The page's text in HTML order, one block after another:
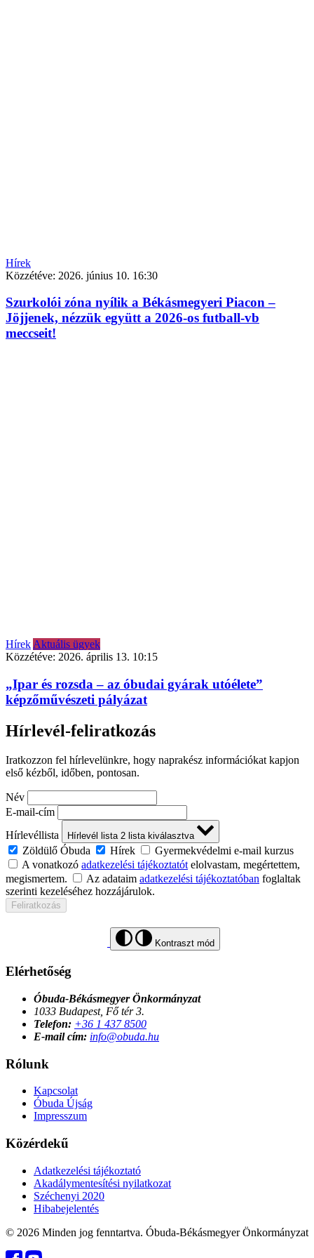
Hírek
Közzétéve: 2026. június 10. 16:30
Szurkolói zóna nyílik a Békásmegyeri Piacon –
Jöjjenek, nézzük együtt a 2026-os futball-vb
meccseit!
Hírek Aktuális ügyek
Közzétéve: 2026. április 13. 10:15
„Ipar és rozsda – az óbudai gyárak utóélete”
képzőművészeti pályázat
Hírlevél-feliratkozás
Iratkozzon fel hírlevelünkre, hogy naprakész információkat kapjon
első kézből, időben, pontosan.
Név
E-mail-cím
Hírlevéllista
Hírlevél lista 2 lista kiválasztva
Zöldülő Óbuda Hírek
Gyermekvédelmi e-mail kurzus
A vonatkozó adatkezelési tájékoztatótelolvastam, megértettem,
megismertem.
Az adataim adatkezelési tájékoztatóban foglaltak
szerinti kezeléséhez hozzájárulok.
Feliratkozás
Kontraszt mód
Elérhetőség
Óbuda-Békásmegyer Önkormányzat
1033 Budapest, Fő tér 3.
Telefon: +36 1 437 8500
E-mail cím: info@obuda.hu
Rólunk
Kapcsolat
Óbuda Újság
Impresszum
Közérdekű
Adatkezelési tájékoztató
Akadálymentesítési nyilatkozat
Széchenyi 2020
Hibabejelentés
© 2026 Minden jog fenntartva. Óbuda-Békásmegyer Önkormányzat